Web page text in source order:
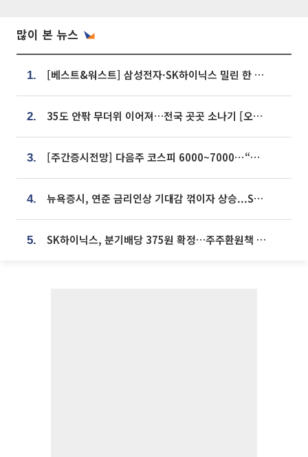
많이 본 뉴스
1. [베스트&워스트] 삼성전자·SK하이닉스 밀린 한 주…상상인증권은 85% 급등
2. 35도 안팎 무더위 이어져…전국 곳곳 소나기 [오늘 날씨]
3. [주간증시전망] 다음주 코스피 6000~7000⋯“外人 수급은 정책이 변수”
4. 뉴욕증시, 연준 금리인상 기대감 꺾이자 상승...S&P500 사상 최고치 [종합]
5. SK하이닉스, 분기배당 375원 확정…주주환원책 9월로 앞당겨 발표